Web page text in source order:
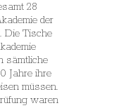
28
der
Die Tische
sämtliche
Jahre ihre
müssen.
waren